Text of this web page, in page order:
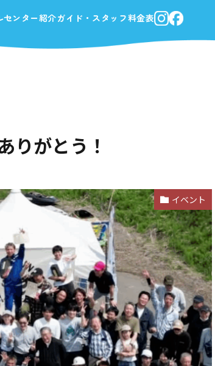
センター紹介ガイド・スタッフ料金表
ありがとう！
りがとう！
イベント